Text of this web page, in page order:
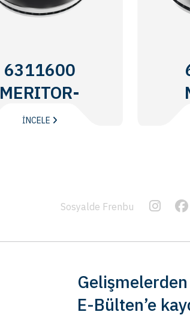
6311600
MERITOR-
ROR
İNCELE
Sosyalde Frenbu
E-Bülten’e